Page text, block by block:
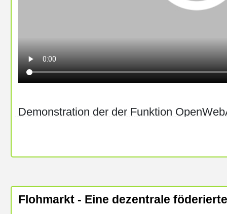
Demonstration der der Funktion
mit der sich ein Benutzeragent, in der
kann.
Flohmarkt - Eine dezentrale